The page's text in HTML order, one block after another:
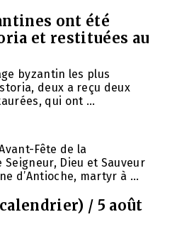
ont été
et restituées au
byzantin les plus
deux a reçu deux
qui ont ...
Fête de la
Dieu et Sauveur
d’Antioche, martyr à ...
/ 5 août